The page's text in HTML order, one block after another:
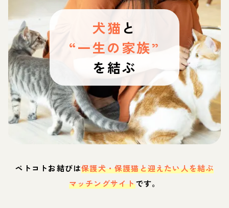
犬猫 と
“一生の家族”
を結ぶ
ペトコトお結びは保護犬・保護猫と迎えたい人を結ぶ
マッチングサイトです。